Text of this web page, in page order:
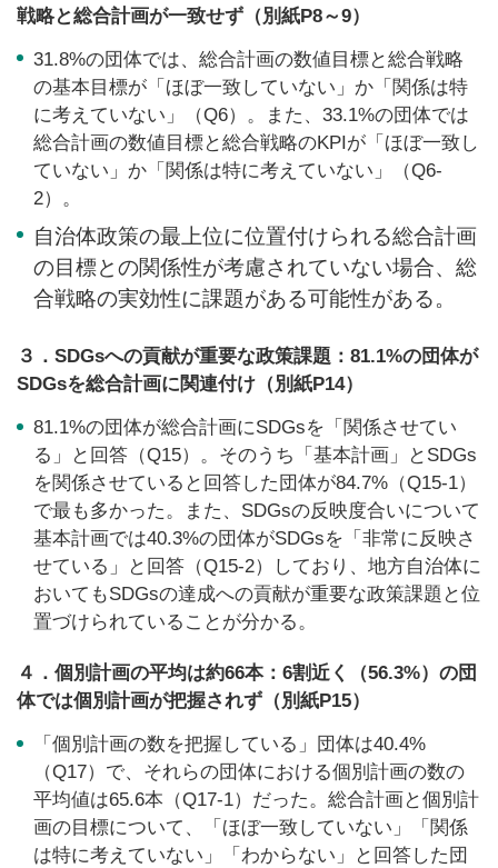
戦略と総合計画が一致せず（別紙P8～9）
31.8%の団体では、総合計画の数値目標と総合戦略
の基本目標が「ほぼ一致していない」か「関係は特
に考えていない」（Q6）。また、33.1%の団体では
総合計画の数値目標と総合戦略のKPIが「ほぼ一致し
ていない」か「関係は特に考えていない」（Q6-
2）。
自治体政策の最上位に位置付けられる総合計画
の目標との関係性が考慮されていない場合、総
合戦略の実効性に課題がある可能性がある。
３．SDGsへの貢献が重要な政策課題：81.1%の団体が
SDGsを総合計画に関連付け（別紙P14）
81.1%の団体が総合計画にSDGsを「関係させてい
る」と回答（Q15）。そのうち「基本計画」とSDGs
を関係させていると回答した団体が84.7%（Q15-1）
で最も多かった。また、SDGsの反映度合いについて
基本計画では40.3%の団体がSDGsを「非常に反映さ
せている」と回答（Q15-2）しており、地方自治体に
おいてもSDGsの達成への貢献が重要な政策課題と位
置づけられていることが分かる。
４．個別計画の平均は約66本：6割近く（56.3%）の団
体では個別計画が把握されず（別紙P15）
「個別計画の数を把握している」団体は40.4%
（Q17）で、それらの団体における個別計画の数の
平均値は65.6本（Q17-1）だった。総合計画と個別計
画の目標について、「ほぼ一致していない」「関係
は特に考えていない」「わからない」と回答した団